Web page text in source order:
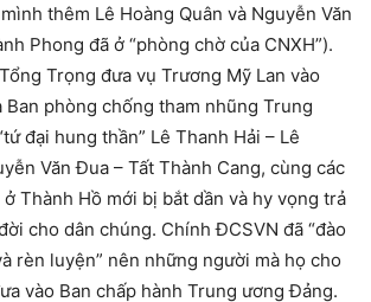
thêm Lê Hoàng Quân và Nguyễn Văn
Phong đã ở “phòng chờ của CNXH”).
Trọng đưa vụ Trương Mỹ Lan vào
phòng chống tham nhũng Trung
đại hung thần” Lê Thanh Hải – Lê
Văn Đua – Tất Thành Cang, cùng các
Thành Hồ mới bị bắt dần và hy vọng trả
cho dân chúng. Chính ĐCSVN đã “đào
rèn luyện” nên những người mà họ cho
vào Ban chấp hành Trung ương Đảng.